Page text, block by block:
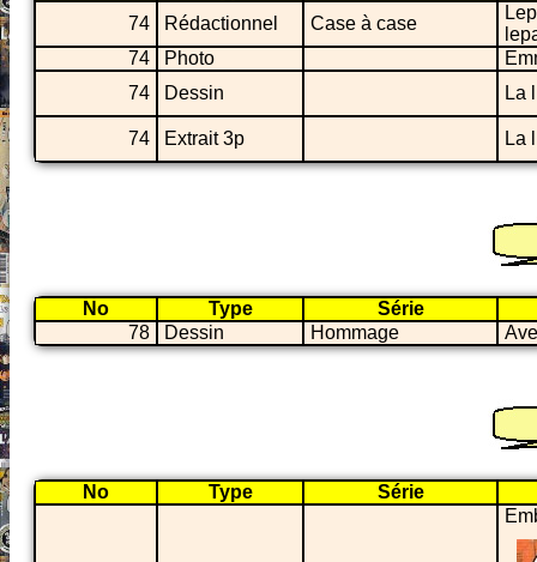
74
Rédactionnel Case à case
74
Photo
74
Dessin La
74 Extrait 3p La
No Type
Série
78
Dessin Hommage
No Type Série